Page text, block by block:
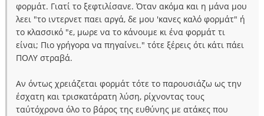
φορμάτ. Γιατί το ξεφτιλίσανε. Όταν ακόμα και η μάνα μου
λεει "το ιντερνετ παει αργά, δε μου 'κανες καλό φορμάτ" ή
το κλασσικό "ε, μωρε να το κάνουμε κι ένα φορμάτ τι
είναι; Πιο γρήγορα να πηγαίνει." τότε ξέρεις ότι κάτι πάει
ΠΟΛΥ στραβά.
Αν όντως χρειάζεται φορμάτ τότε το παρουσιάζω ως την
έσχατη και τρισκατάρατη λύση, ρίχνοντας τους
ταύτόχρονα όλο το βάρος της ευθύνης με ατάκες που